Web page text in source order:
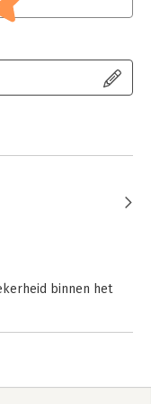
bezitloos pand
binnen het